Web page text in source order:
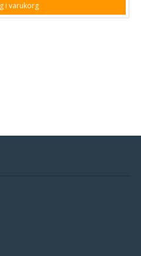
i varukorg